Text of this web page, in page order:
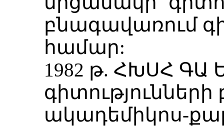
բնագավառում
համար:
1982 թ. ՀԽՍՀ ԳԱ
ակադեմիկոս-